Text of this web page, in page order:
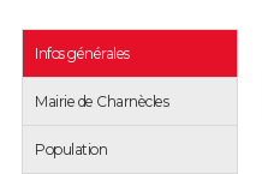
Infos générales
Mairie de Charnècles
Population